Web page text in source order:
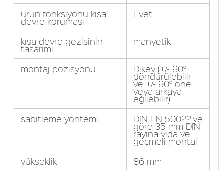
ürün fonksiyonu kısa
devre koruması
Evet
kısa devre gezisinin
tasarımı
manyetik
montaj pozisyonu Dikey (+/- 90°
döndürülebilir
ve +/- 90° öne
veya arkaya
eğilebilir)
sabitleme yöntemi
DIN EN 50022'ye
göre 35 mm DIN
rayına vida ve
geçmeli montaj
yükseklik
86 mm